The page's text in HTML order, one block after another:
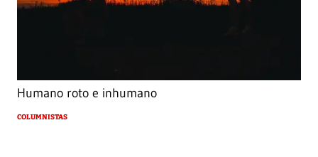
Humano roto e inhumano
COLUMNISTAS